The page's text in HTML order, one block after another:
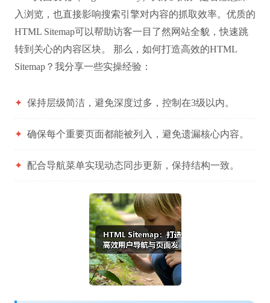
入浏览，也直接影响搜索引擎对内容的抓取效率。优质的
HTML Sitemap可以帮助访客一目了然网站全貌，快速跳
转到关心的内容区块。 那么，如何打造高效的HTML
Sitemap？我分享一些实操经验：
✦ 保持层级简洁，避免深度过多，控制在3级以内。
✦ 确保每个重要页面都能被列入，避免遗漏核心内容。
✦ 配合导航菜单实现动态同步更新，保持结构一致。